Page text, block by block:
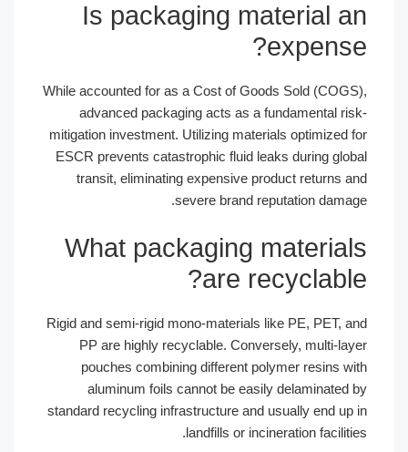
Is packaging material an
expense?
While accounted for as a Cost of Goods Sold (COGS),
advanced packaging acts as a fundamental risk-
mitigation investment. Utilizing materials optimized for
ESCR prevents catastrophic fluid leaks during global
transit, eliminating expensive product returns and
severe brand reputation damage.
What packaging materials
are recyclable?
Rigid and semi-rigid mono-materials like PE, PET, and
PP are highly recyclable. Conversely, multi-layer
pouches combining different polymer resins with
aluminum foils cannot be easily delaminated by
standard recycling infrastructure and usually end up in
landfills or incineration facilities.
日本語
한국어
Français
Português